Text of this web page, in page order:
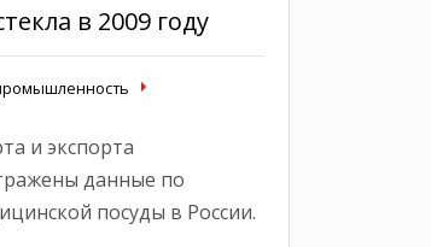
в 2009 году
и экспорта
данные по
посуды в России.